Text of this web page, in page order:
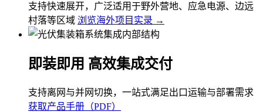
支持快速展开，广泛适用于野外营地、应急电源、边远
村落等区域 浏览海外项目实录 →
即装即用 高效集成交付
支持离网与并网切换，一站式满足出口运输与部署需求
获取产品手册（PDF）